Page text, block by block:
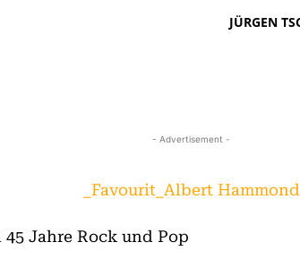
JÜRGEN
- Advertisement -
Jahre Rock und Pop